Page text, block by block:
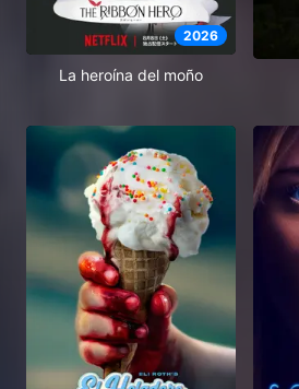
2026
La heroína del moño